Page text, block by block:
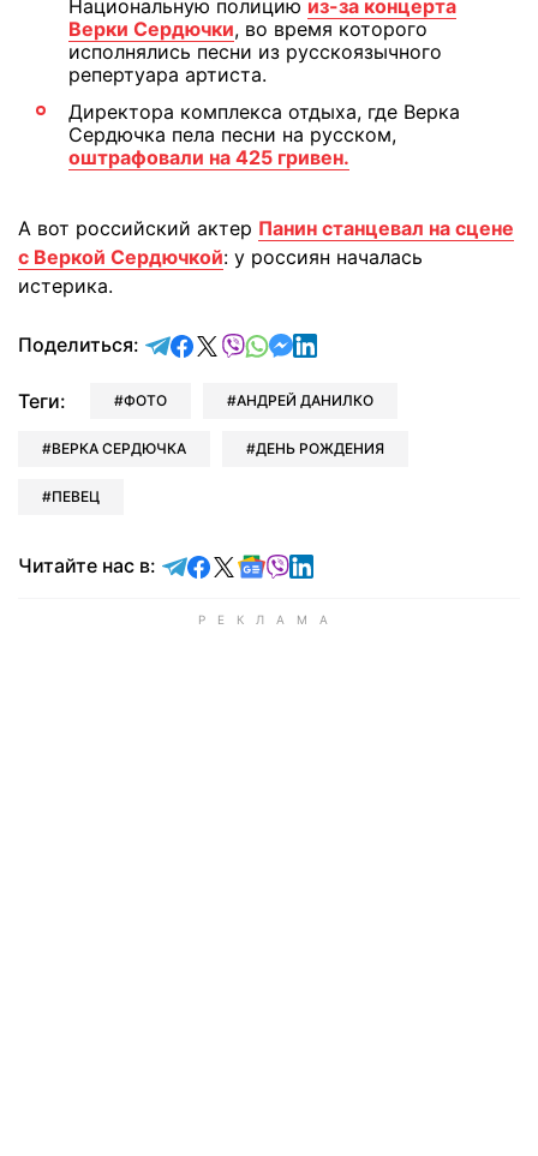
Национальную полицию из-за концерта
Верки Сердючки, во время которого
исполнялись песни из русскоязычного
репертуара артиста.
Директора комплекса отдыха, где Верка
Сердючка пела песни на русском,
оштрафовали на 425 гривен.
А вот российский актер Панин станцевал на сцене
с Веркой Сердючкой: у россиян началась
истерика.
Поделиться: отправить в Telegram
поделиться в Facebook
поделиться в X
отправить в Viber
отправить в Whatsapp
отправить в Messenger
отправить в LinkedIn
Теги: ФОТО АНДРЕЙ ДАНИЛКО
ВЕРКА СЕРДЮЧКА ДЕНЬ РОЖДЕНИЯ
ПЕВЕЦ
Читайте нас в: Читайте в Telegram
Читайте в Facebook
Читайте в X
Читайте в Google news
Читайте в Viber
Читайте в LinkedIn